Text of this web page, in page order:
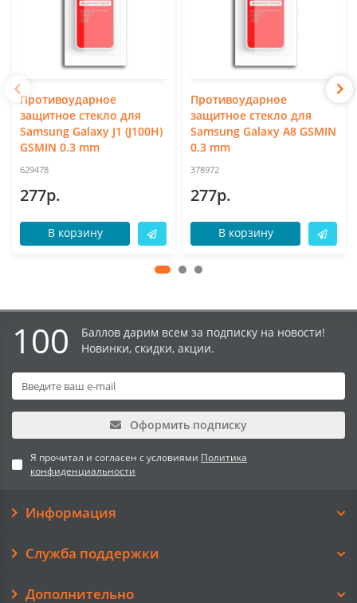
Противоударное
защитное стекло для
Samsung Galaxy J1 (J100H)
GSMIN 0.3 mm
629478
277р.
В корзину
Противоударное
защитное стекло для
Samsung Galaxy A8 GSMIN
0.3 mm
378972
277р.
В корзину
100
Баллов дарим всем за подписку на новости!
Новинки, скидки, акции.
Оформить подписку
Я прочитал и согласен с условиями Политика
конфиденциальности
Информация
Служба поддержки
Дополнительно